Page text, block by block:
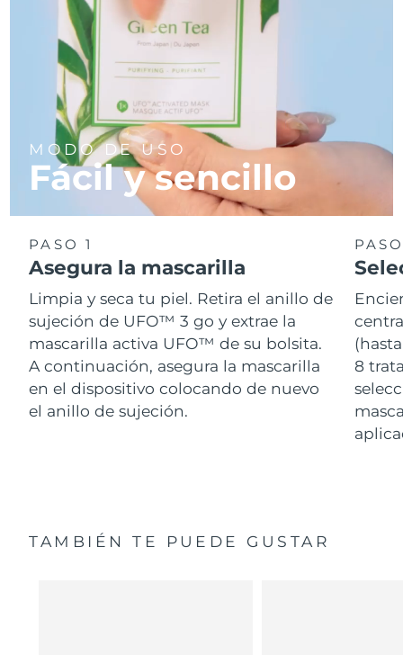
MODO DE USO
Fácil y sencillo
PASO 1
Asegura la mascarilla
Limpia y seca tu piel. Retira el anillo de
sujeción de UFO™ 3 go y extrae la
mascarilla activa UFO™ de su bolsita.
A continuación, asegura la mascarilla
en el dispositivo colocando de nuevo
el anillo de sujeción.
8
TAMBIÉN TE PUEDE GUSTAR